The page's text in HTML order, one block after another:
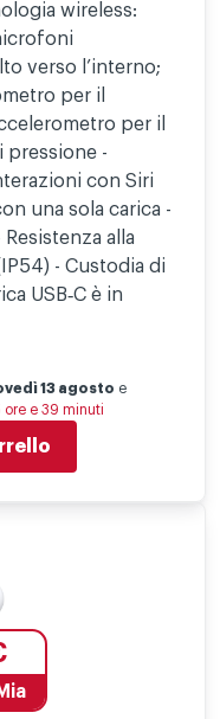
wireless:
verso l’interno;
per il
per il
pressione -
con Siri
una sola carica -
alla
- Custodia di
USB‑C è in
13 agosto e
ore e 39 minuti